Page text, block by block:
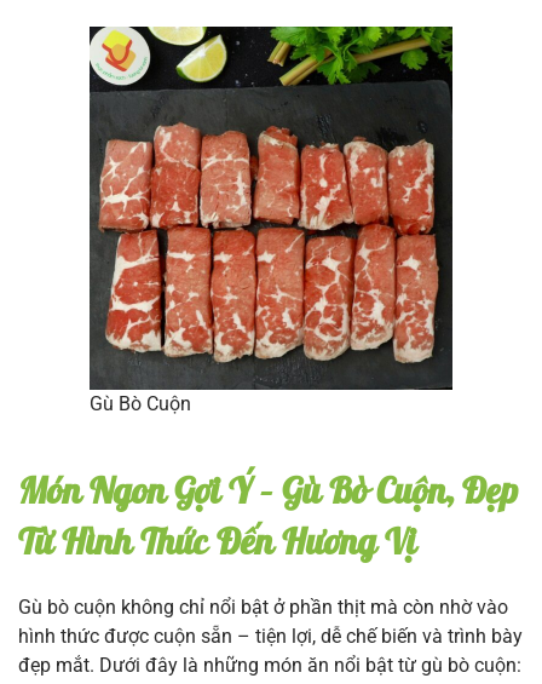
Gù Bò Cuộn
Món Ngon Gợi Ý – Gù Bò Cuộn, Đẹp
Từ Hình Thức Đến Hương Vị
Gù bò cuộn không chỉ nổi bật ở phần thịt mà còn nhờ vào
hình thức được cuộn sẵn – tiện lợi, dễ chế biến và trình bày
đẹp mắt. Dưới đây là những món ăn nổi bật từ gù bò cuộn: